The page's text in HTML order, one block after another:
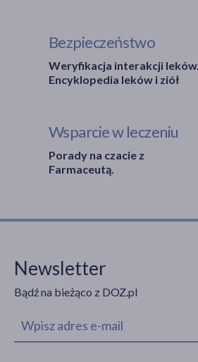
Bezpieczeństwo
Weryfikacja interakcji leków.
Encyklopedia leków i ziół
Wsparcie w leczeniu
Porady na czacie z
Farmaceutą.
Newsletter
Bądź na bieżąco z DOZ.pl